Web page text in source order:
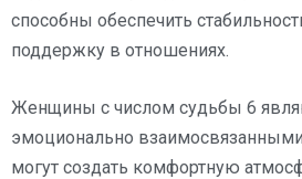
способны обеспечить
поддержку в отношениях.
Женщины с числом судьбы 6
эмоционально
могут создать комфортную